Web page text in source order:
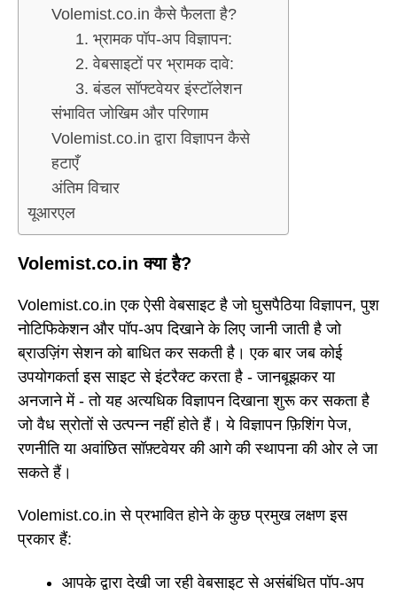
Volemist.co.in कैसे फैलता है?
1. भ्रामक पॉप-अप विज्ञापन:
2. वेबसाइटों पर भ्रामक दावे:
3. बंडल सॉफ्टवेयर इंस्टॉलेशन
संभावित जोखिम और परिणाम
Volemist.co.in द्वारा विज्ञापन कैसे
हटाएँ
अंतिम विचार
यूआरएल
Volemist.co.in क्या है?
Volemist.co.in एक ऐसी वेबसाइट है जो घुसपैठिया विज्ञापन, पुश
नोटिफिकेशन और पॉप-अप दिखाने के लिए जानी जाती है जो
ब्राउज़िंग सेशन को बाधित कर सकती है। एक बार जब कोई
उपयोगकर्ता इस साइट से इंटरैक्ट करता है - जानबूझकर या
अनजाने में - तो यह अत्यधिक विज्ञापन दिखाना शुरू कर सकता है
जो वैध स्रोतों से उत्पन्न नहीं होते हैं। ये विज्ञापन फ़िशिंग पेज,
रणनीति या अवांछित सॉफ़्टवेयर की आगे की स्थापना की ओर ले जा
सकते हैं।
Volemist.co.in से प्रभावित होने के कुछ प्रमुख लक्षण इस
प्रकार हैं:
आपके द्वारा देखी जा रही वेबसाइट से असंबंधित पॉप-अप